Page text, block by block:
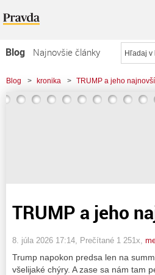
Blog
Najnovšie články
Najčítanejšie články
Najkomentovanejšie články
Blog > kronika > TRUMP a jeho
TRUMP a jeho
8. júla 2026 17:14 , Prečítané 1 251x,
Trump napokon predsa len na
všelijaké chýry. A zase sa nám tam